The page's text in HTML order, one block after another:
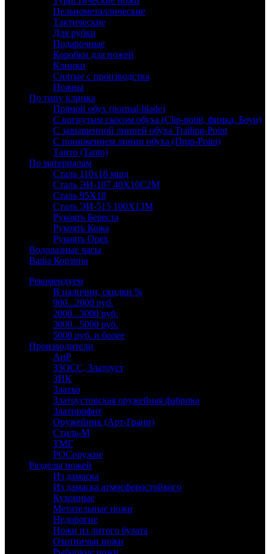
Цельнометаллические
Тактические
Для рубки
Подарочные
Коробки для ножей
Клинки
Снятые с производства
Ножны
По типу клинка
Прямой обух (normal-blade)
С вогнутым скосом обуха (Clip-point, финка, Боуи)
С завышенной линией обуха Trailing-Point
С понижением линии обуха (Drop-Point)
Танто (Tanto)
По материалам
Сталь 110х18 мшд
Сталь ЭИ-107 40Х10С2М
Сталь 95Х18
Сталь ЭИ-515 100Х13М
Рукоять Береста
Рукоять Кожа
Рукоять Орех
Водолазные часы
Ваша Корзина
Рекомендуем
В наличии, скидки %
900...2000 руб.
2000...3000 руб.
3000...5000 руб.
5000 руб. и более
Производители
АиР
ЗЗОСС, Златоуст
ЗИК
Златко
Златоустовская оружейная фабрика
Златпрофит
Оружейник (Арт-Грани)
Стиль-М
ТМГ
РОСоружие
Разделы ножей
Из дамаска
Из дамаска атмосферостойкого
Кухонные
Метательные ножи
Недорогие
Ножи из литого булата
Охотничьи ножи
Рыбацкие ножи